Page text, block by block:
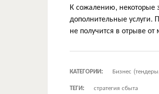
К сожалению, некоторые
дополнительные услуги.
не получится в отрыве от
КАТЕГОРИИ:
Бизнес
ТЕГИ:
стратегия сбыта